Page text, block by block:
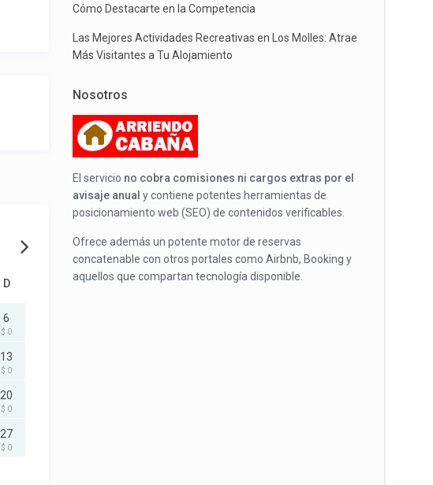
D
6
$ 0
13
$ 0
20
$ 0
27
$ 0
Cómo Destacarte en la Competencia
Las Mejores Actividades Recreativas en Los Molles: Atrae
Más Visitantes a Tu Alojamiento
Nosotros
El servicio no cobra comisiones ni cargos extras por el
avisaje anual y contiene potentes herramientas de
posicionamiento web (SEO) de contenidos verificables.
Ofrece además un potente motor de reservas
concatenable con otros portales como Airbnb, Booking y
aquellos que compartan tecnología disponible.